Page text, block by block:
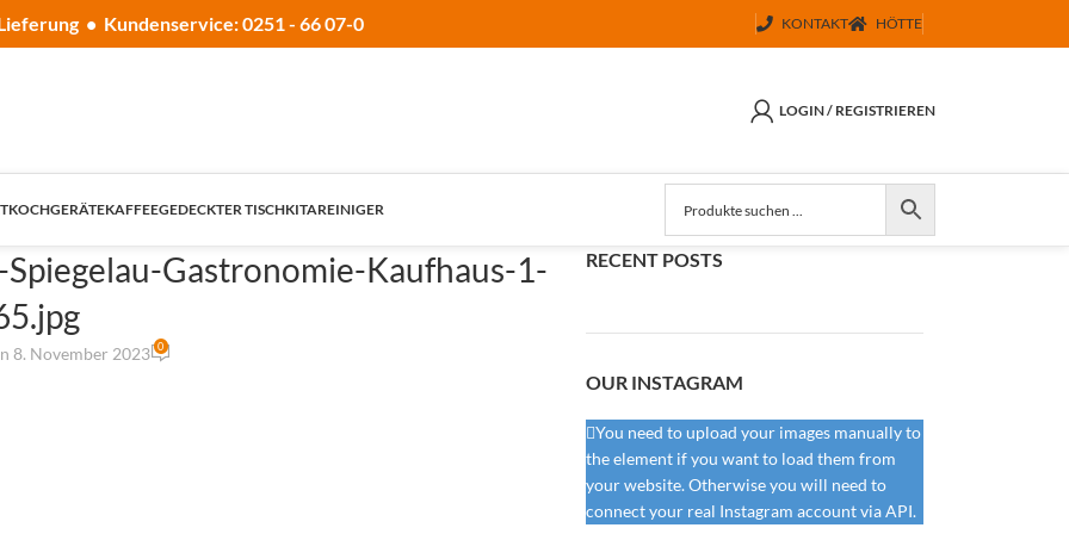
• Kundenservice: 0251 - 66 07-0 KONTAKT HÖTTE
LOGIN / REGISTRIEREN
KOCHGERÄTEKAFFEEGEDECKTER TISCHKITAREINIGER
Gastronomie-Kaufhaus-1-
8. November 2023 0
RECENT POSTS
OUR INSTAGRAM
You need to upload your images manually to
the element if you want to load them from
your website. Otherwise you will need to
connect your real Instagram account via API.